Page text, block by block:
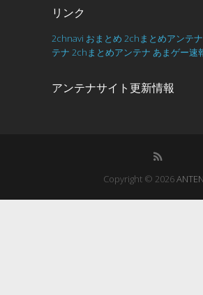
リンク
2chnavi おまとめ 2chまとめアンテナ
テナ 2chまとめアンテナ あまゲー速
アンテナサイト更新情報
Copyright © 2026